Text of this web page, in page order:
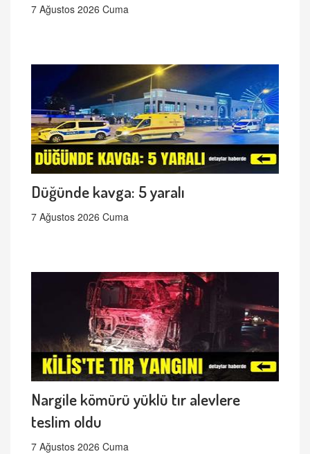
7 Ağustos 2026 Cuma
Düğünde kavga: 5 yaralı
7 Ağustos 2026 Cuma
Nargile kömürü yüklü tır alevlere
teslim oldu
7 Ağustos 2026 Cuma